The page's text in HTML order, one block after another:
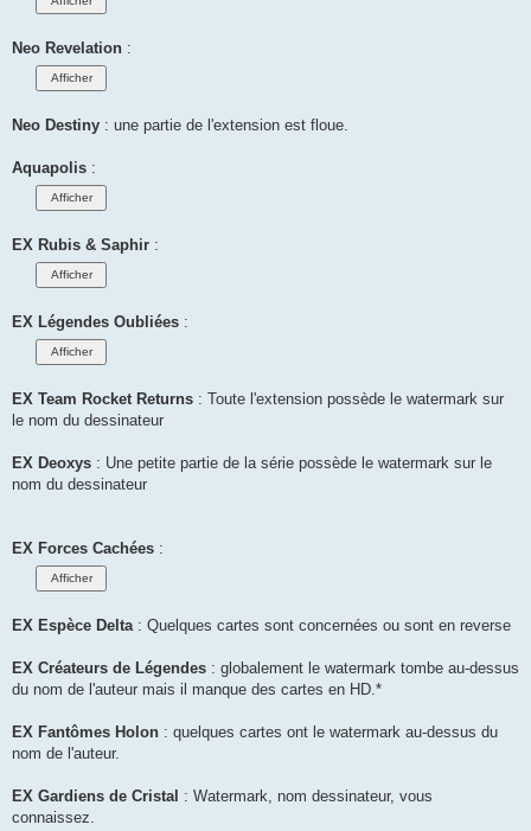
Neo Revelation :
Neo Destiny : une partie de l'extension est floue.
Aquapolis :
EX Rubis & Saphir :
EX Légendes Oubliées :
EX Team Rocket Returns : Toute l'extension possède le watermark sur
le nom du dessinateur
EX Deoxys : Une petite partie de la série possède le watermark sur le
nom du dessinateur
EX Forces Cachées :
EX Espèce Delta: Quelques cartes sont concernées ou sont en reverse
EX Créateurs de Légendes : globalement le watermark tombe au-dessus
du nom de l'auteur mais il manque des cartes en HD.*
EX Fantômes Holon : quelques cartes ont le watermark au-dessus du
nom de l'auteur.
EX Gardiens de Cristal : Watermark, nom dessinateur, vous
connaissez.